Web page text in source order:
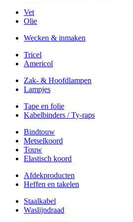
Vet
Olie
Wecken & inmaken
Tricel
Americol
Zak- & Hoofdlampen
Lampjes
Tape en folie
Kabelbinders / Ty-raps
Bindtouw
Metselkoord
Touw
Elastisch koord
Afdekproducten
Heffen en takelen
Staalkabel
Waslijndraad